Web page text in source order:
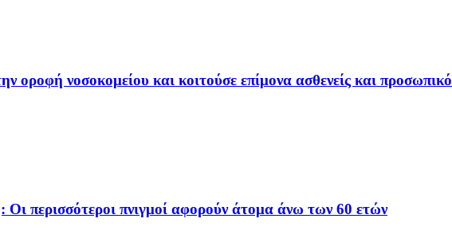
νοσοκομείου και κοιτούσε επίμονα ασθενείς και προσωπικό
περισσότεροι πνιγμοί αφορούν άτομα άνω των 60 ετών